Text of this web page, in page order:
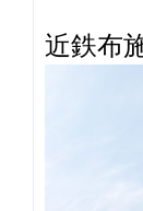
近鉄布